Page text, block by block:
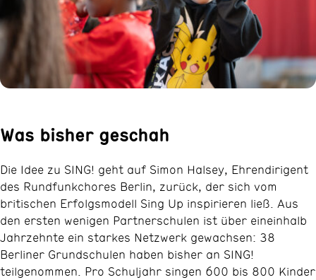
Was bisher geschah
Die Idee zu SING! geht auf Simon Halsey, Ehrendirigent
des Rundfunkchores Berlin, zurück, der sich vom
britischen Erfolgsmodell Sing Up inspirieren ließ. Aus
den ersten wenigen Partnerschulen ist über eineinhalb
Jahrzehnte ein starkes Netzwerk gewachsen: 38
Berliner Grundschulen haben bisher an SING!
teilgenommen. Pro Schuljahr singen 600 bis 800 Kinder